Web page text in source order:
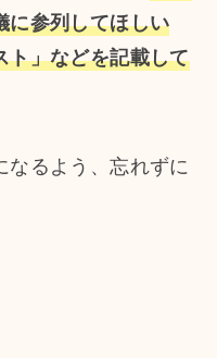
に参列してほしい
ト」などを記載して
なるよう、忘れずに